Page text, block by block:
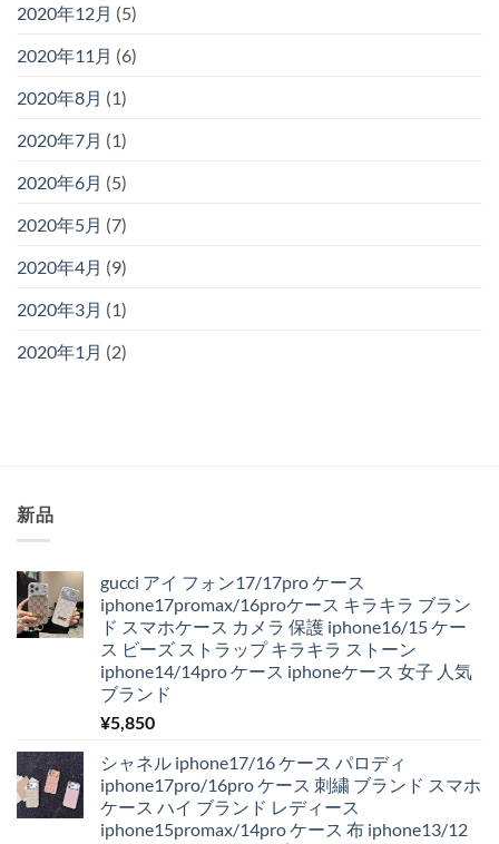
2020年12月 (5)
2020年11月 (6)
2020年8月 (1)
2020年7月 (1)
2020年6月 (5)
2020年5月 (7)
2020年4月 (9)
2020年3月 (1)
2020年1月 (2)
新品
gucci アイ フォン17/17pro ケース
iphone17promax/16proケース キラキラ ブラン
ド スマホケース カメラ 保護 iphone16/15 ケー
ス ビーズ ストラップ キラキラ ストーン
iphone14/14pro ケース iphoneケース 女子 人気
ブランド
¥5,850
シャネル iphone17/16 ケース パロディ
iphone17pro/16pro ケース 刺繍 ブランド スマホ
ケース ハイ ブランド レディース
iphone15promax/14pro ケース 布 iphone13/12